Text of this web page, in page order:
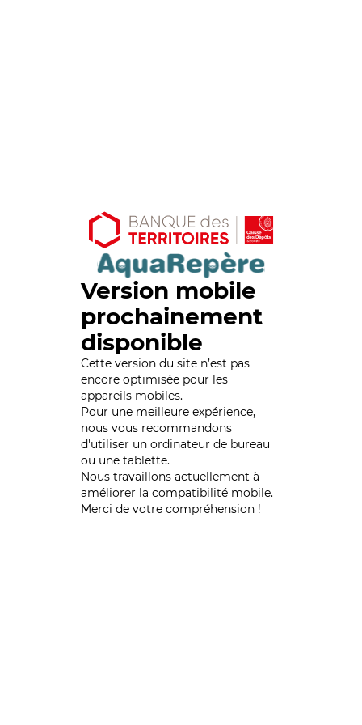
Version mobile
prochainement
disponible
Cette version du site n’est pas
encore optimisée pour les
appareils mobiles.
Pour une meilleure expérience,
nous vous recommandons
d'utiliser un ordinateur de bureau
ou une tablette.
Nous travaillons actuellement à
améliorer la compatibilité mobile.
Merci de votre compréhension !